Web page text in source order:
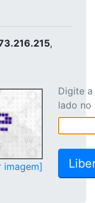
,
imagem]
Digite
lado no